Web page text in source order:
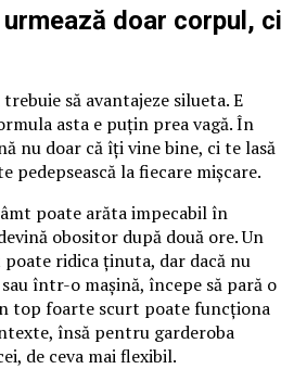
doar corpul, ci
să avantajeze silueta. E
asta e puțin prea vagă. În
nu doar că îți vine bine, ci te lasă
pedepsească la fiecare mișcare.
poate arăta impecabil în
obositor după două ore. Un
ridica ținuta, dar dacă nu
într-o mașină, începe să pară o
top foarte scurt poate funcționa
însă pentru garderoba
de ceva mai flexibil.